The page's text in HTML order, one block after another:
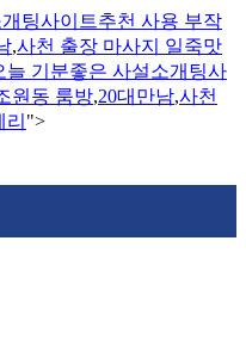
팅사이트추천 사용 부작
,사천 출장 마사지 일죽맛
늘 기분좋은 사설소개팅사
원동 룸방,20대만남,사천
">